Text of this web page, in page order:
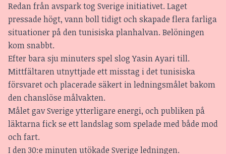
Redan från avspark tog Sverige initiativet. Laget
pressade högt, vann boll tidigt och skapade flera farliga
situationer på den tunisiska planhalvan. Belöningen
kom snabbt.
Efter bara sju minuters spel slog Yasin Ayari till.
Mittfältaren utnyttjade ett misstag i det tunisiska
försvaret och placerade säkert in ledningsmålet bakom
den chanslöse målvakten.
Målet gav Sverige ytterligare energi, och publiken på
läktarna fick se ett landslag som spelade med både mod
och fart.
I den 30:e minuten utökade Sverige ledningen.